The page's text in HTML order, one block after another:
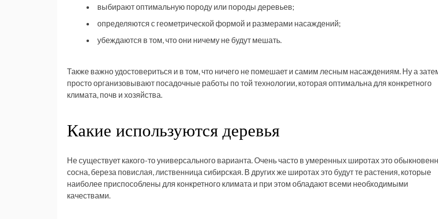
выбирают оптимальную породу или породы деревьев;
определяются с геометрической формой и размерами насаждений;
убеждаются в том, что они ничему не будут мешать.
Также важно удостовериться и в том, что ничего не помешает и самим лесным насаждениям. Ну а
просто организовывают посадочные работы по той технологии, которая оптимальна для конкретного
климата, почв и хозяйства.
Какие используются деревья
Не существует какого-то универсального варианта. Очень часто в умеренных широтах это
сосна, береза повислая, лиственница сибирская. В других же широтах это будут те растения, которые
наиболее приспособлены для конкретного климата и при этом обладают всеми необходимыми
качествами.